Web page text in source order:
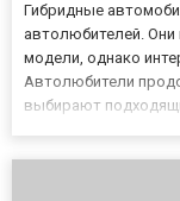
Гибридные
автолюбителей.
модели, однако
Автолюбители
выбирают
гибридные версии